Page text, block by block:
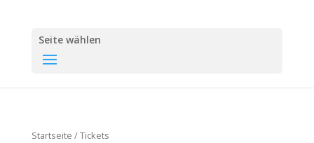
Seite wählen
Startseite / Tickets